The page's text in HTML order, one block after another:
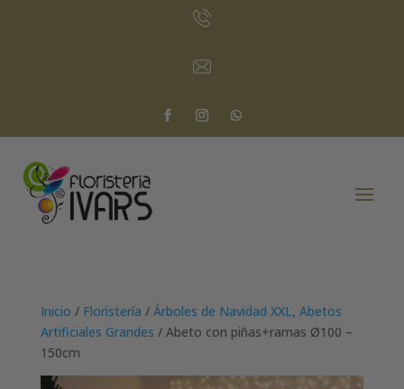
Inicio / Floristería / Árboles de Navidad XXL, Abetos
Artificiales Grandes / Abeto con piñas+ramas Ø100 –
150cm